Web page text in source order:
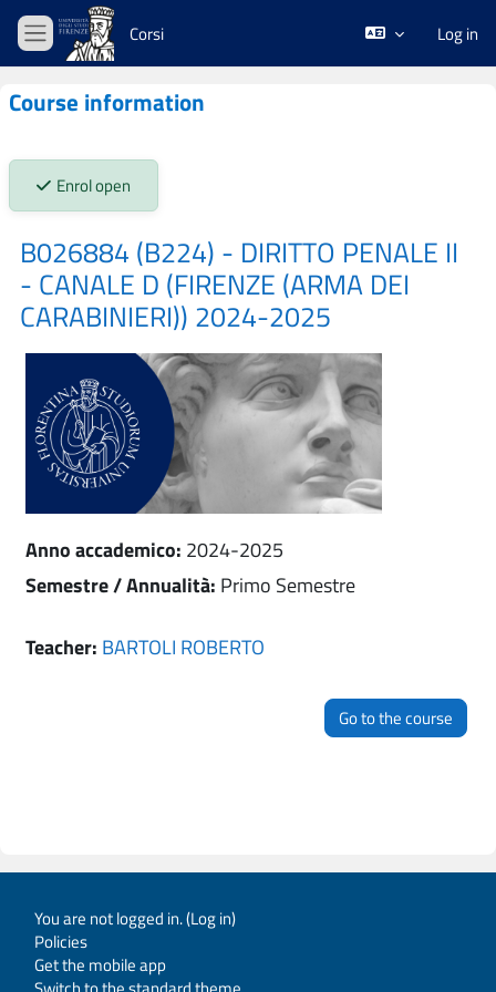
Skip to main content
Side panel
Corsi Log in
Course information
Stato iscrizioni:
Enrol open
B026884 (B224) - DIRITTO PENALE II
- CANALE D (FIRENZE (ARMA DEI
CARABINIERI)) 2024-2025
Anno accademico: 2024-2025
Semestre / Annualità: Primo Semestre
Teacher: BARTOLI ROBERTO
Go to the course
You are not logged in. (Log in)
Policies
Get the mobile app